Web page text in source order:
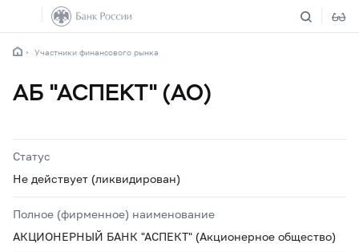
Участники финансового рынка
АБ "АСПЕКТ" (АО)
Статус
Не действует (ликвидирован)
Полное (фирменное) наименование
АКЦИОНЕРНЫЙ БАНК "АСПЕКТ" (Акционерное общество)